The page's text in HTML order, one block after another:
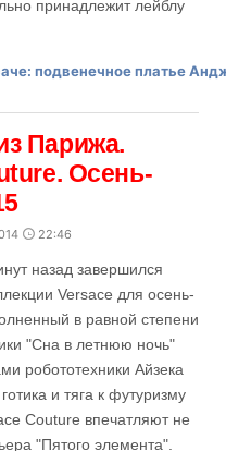
принадлежит лейблу
Парижа.
Осень-
22:46
назад завершился
Versace для осень-
в равной степени
"Сна в летнюю ночь"
робототехники Айзека
и тяга к футуризму
Couture впечатляют не
"Пятого элемента".